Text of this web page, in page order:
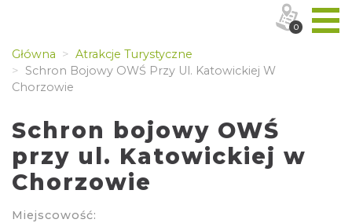
Główna
Atrakcje Turystyczne
Schron Bojowy OWŚ Przy Ul. Katowickiej W
Chorzowie
Schron bojowy OWŚ
przy ul. Katowickiej w
Chorzowie
Miejscowość:
0